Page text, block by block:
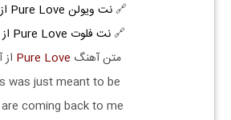
🔗 نت ویولن Pure Love از آرش
🔗نت فلوت Pure Love از آرش
متن آهنگ Pure Love
was just meant to be
coming back to me